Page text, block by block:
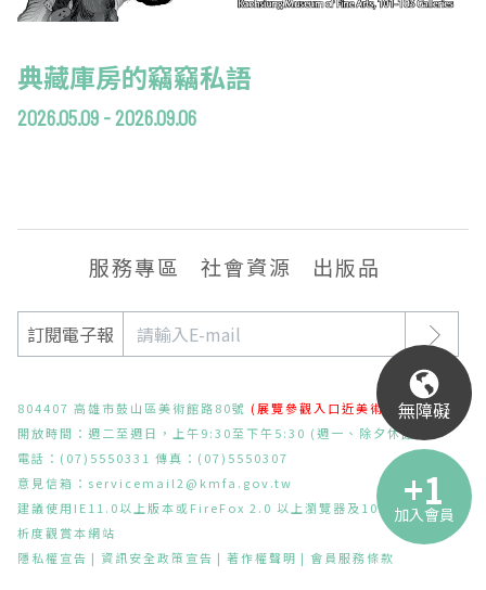
典藏庫房的竊竊私語
2026.05.09 - 2026.09.06
服務專區 社會資源 出版品
訂閱電子報
804407 高雄市鼓山區美術館路80號 (展覽參觀入口近美術東二路)
開放時間：週二至週日，上午9:30至下午5:30 (週一、除夕休館)
電話：(07)5550331 傳真：(07)5550307
意見信箱： servicemail2@kmfa.gov.tw
建議使用IE11.0以上版本或FireFox 2.0 以上瀏覽器及1024x768之解
析度觀賞本網站
隱私權宣告
資訊安全政策宣告 著作權聲明 會員服務條款
無障礙
加入會員